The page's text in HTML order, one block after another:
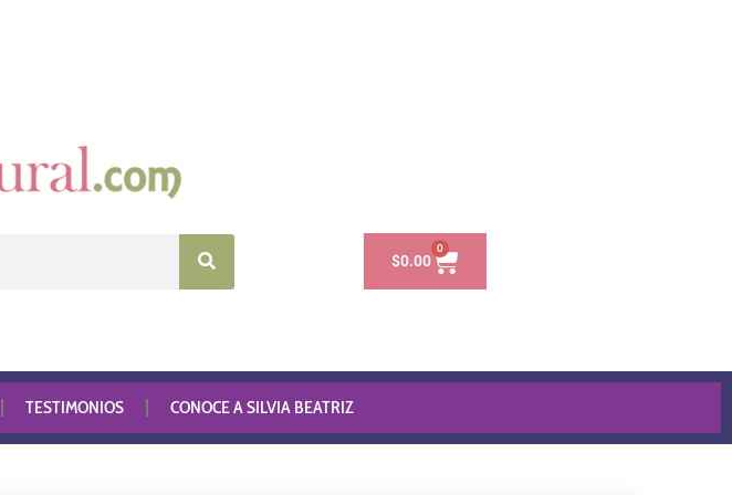
$0.00
0
TESTIMONIOS CONOCE A SILVIA BEATRIZ